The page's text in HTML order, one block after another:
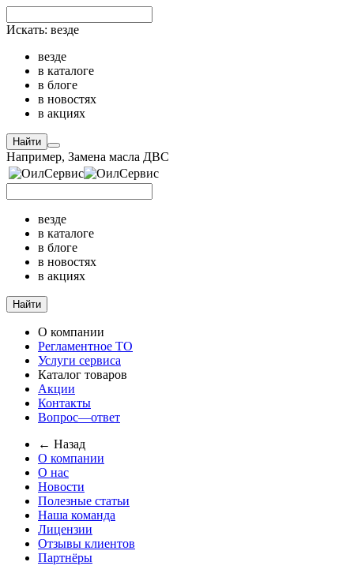
Искать: везде
везде
в каталоге
в блоге
в новостях
в акциях
Найти
Например, Замена масла ДВС
везде
в каталоге
в блоге
в новостях
в акциях
Найти
О компании
Регламентное ТО
Услуги сервиса
Каталог товаров
Акции
Контакты
Вопрос—ответ
← Назад
О компании
О нас
Новости
Полезные статьи
Наша команда
Лицензии
Отзывы клиентов
Партнёры